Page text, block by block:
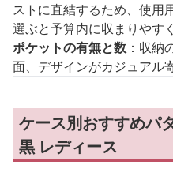
ストに直結するため、使用
選ぶと予算内に収まりやす
ポケットの有無と数 ：収納
面、デザインがカジュアル
ケース別おすすめパ
黒 レディース